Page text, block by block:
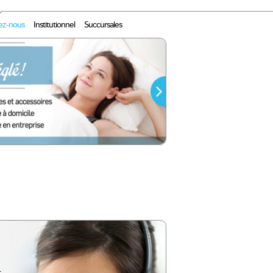
nous Institutionnel Succursales